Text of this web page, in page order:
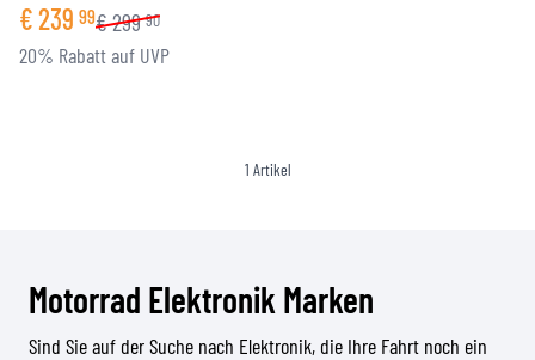
€239 99€299 90
20% Rabatt auf UVP
1 Artikel
Motorrad Elektronik Marken
Sind Sie auf der Suche nach Elektronik, die Ihre Fahrt noch ein